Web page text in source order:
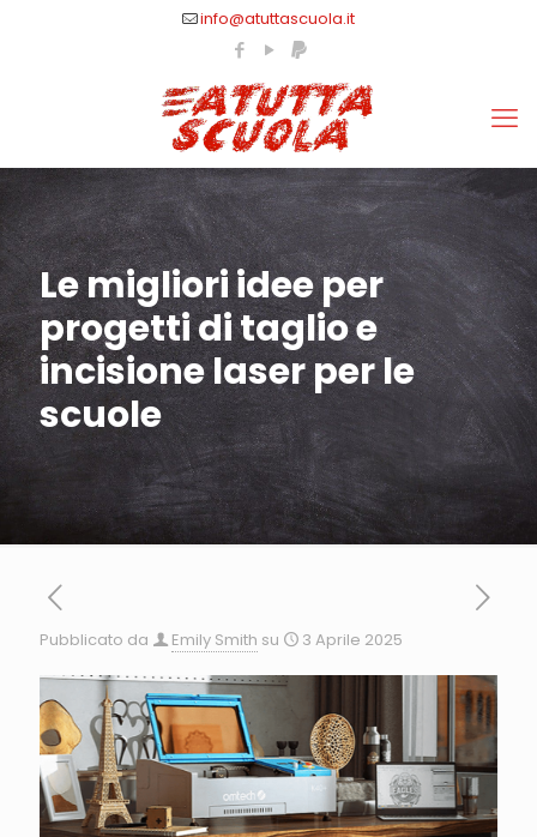
info@atuttascuola.it
Le migliori idee per
progetti di taglio e
incisione laser per le
scuole
Pubblicato da Emily Smith su 3 Aprile 2025